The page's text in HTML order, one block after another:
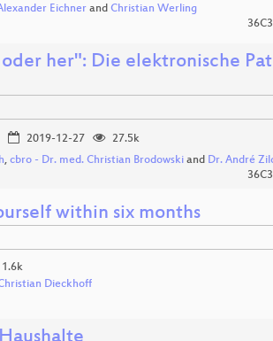
Eichner and Christian Werling
her": Die elektronische
2019-12-27
27.5k
, cbro - Dr. med. Christian Brodowski and Dr. André
within six months
1.6k
Dieckhoff